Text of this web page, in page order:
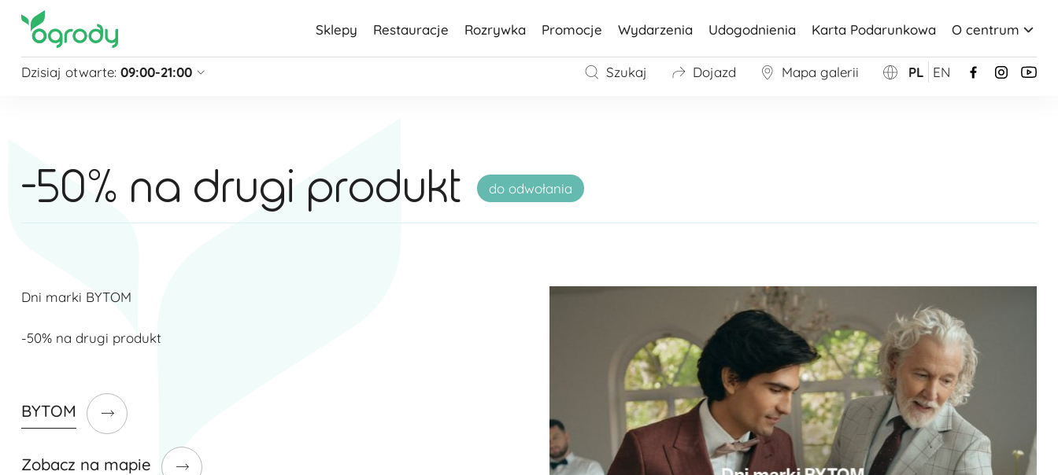
Sklepy Restauracje Rozrywka Promocje Wydarzenia Udogodnienia Karta Podarunkowa O centrum
Dzisiaj otwarte: 09:00-21:00
zobacz więcej »
Szukaj Dojazd Mapa galerii PL EN
-50% na drugi produkt do odwołania
Dni marki BYTOM
-50% na drugi produkt
BYTOM
Zobacz na mapie